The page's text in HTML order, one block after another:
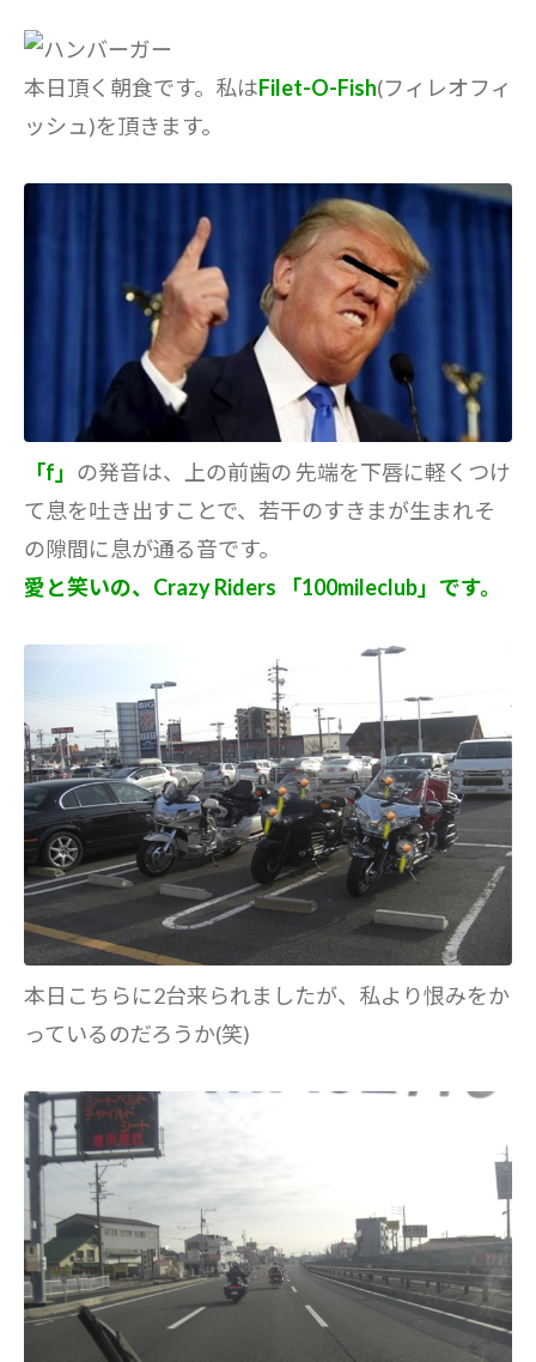
本日頂く朝食です。私はFilet-O-Fish(フィレオフィ
ッシュ)を頂きます。
「f」 の発音は、上の前歯の 先端を下唇に軽くつけ
て息を吐き出すことで、若干のすきまが生まれそ
の隙間に息が通る音です。
愛と笑いの、Crazy Riders 「100mileclub」です。
本日こちらに2台来られましたが、私より恨みをか
っているのだろうか(笑)